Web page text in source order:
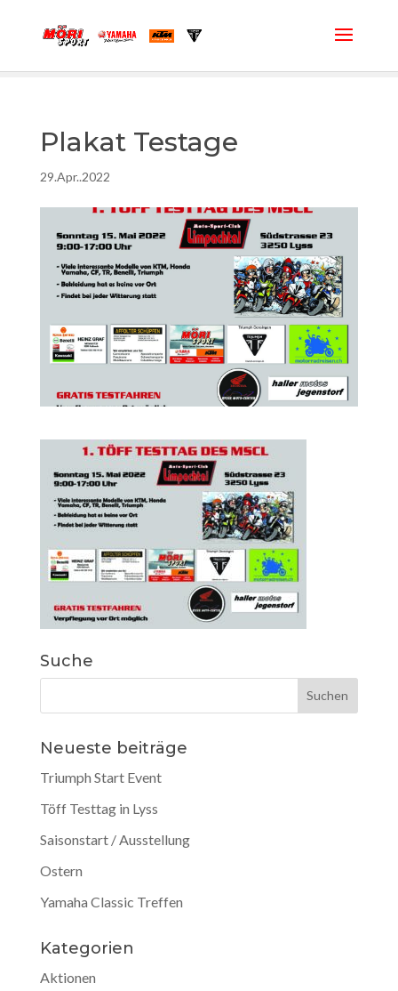
Plakat Testage
29.Apr..2022
Suche
Neueste beiträge
Triumph Start Event
Töff Testtag in Lyss
Saisonstart / Ausstellung
Ostern
Yamaha Classic Treffen
Kategorien
Aktionen